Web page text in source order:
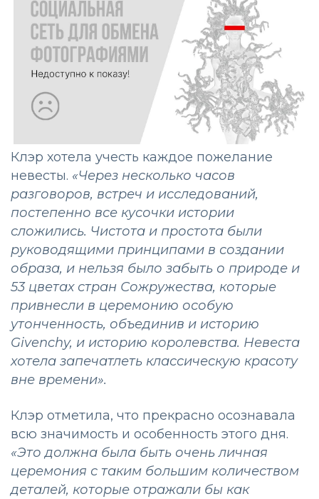
Клэр хотела учесть каждое пожелание
невесты. «Через несколько часов
разговоров, встреч и исследований,
постепенно все кусочки истории
сложились. Чистота и простота были
руководящими принципами в создании
образа, и нельзя было забыть о природе и
53 цветах стран Сожружества, которые
привнесли в церемонию особую
утонченность, объединив и историю
Givenchy, и историю королевства. Невеста
хотела запечатлеть классическую красоту
вне времени».
Клэр отметила, что прекрасно осознавала
всю значимость и особенность этого дня.
«Это должна была быть очень личная
церемония с таким большим количеством
деталей, которые отражали бы как